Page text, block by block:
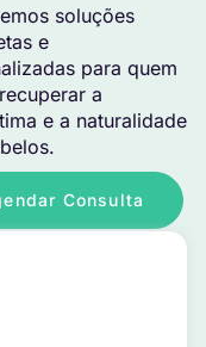
soluções
e
para quem
a
e a naturalidade
Consulta